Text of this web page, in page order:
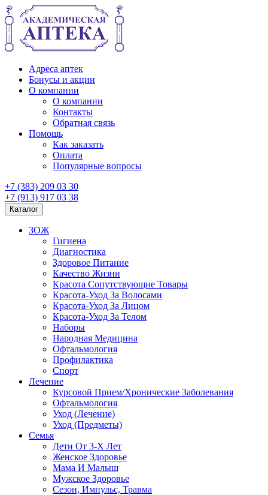
Адреса аптек
Бонусы и акции
О компании
О компании
Контакты
Обратная связь
Помощь
Как заказать
Оплата
Популярные вопросы
+7 (383) 209 03 30
+7 (913) 917 03 38
Каталог
ЗОЖ
Гигиена
Диагностика
Здоровое Питание
Качество Жизни
Красота Сопутствующие Товары
Красота-Уход За Волосами
Красота-Уход За Лицом
Красота-Уход За Телом
Наборы
Народная Медицина
Офтальмология
Профилактика
Спорт
Лечение
Курсовой Прием/Хронические Заболевания
Офтальмология
Уход (Лечение)
Уход (Предметы)
Семья
Дети От 3-Х Лет
Женское Здоровье
Мама И Малыш
Мужское Здоровье
Сезон, Импульс, Травма